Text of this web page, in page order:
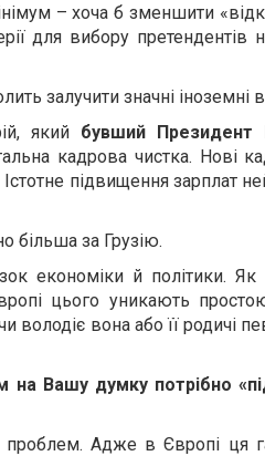
– хоча б зменшити
для вибору претендентів
залучити значні іноземні
який бувший Президент
кадрова чистка. Нові
підвищення зарплат
більша за Грузію.
економіки й політики. Як
цього уникають
володіє вона або її родичі
Вашу думку потрібно
Адже в Європі ця